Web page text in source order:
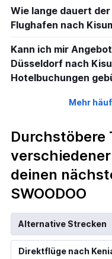
Wie lange dauert
Flughafen nach
Kann ich mir
Düsseldorf nach
Hotelbuchungen
Mehr
Durchstöbere
deinen
SWOODOO
Alternative Strecken
Direktflüge nach